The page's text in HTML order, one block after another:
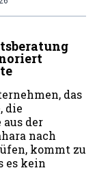
das
die
der
nach
kommt zu
es kein